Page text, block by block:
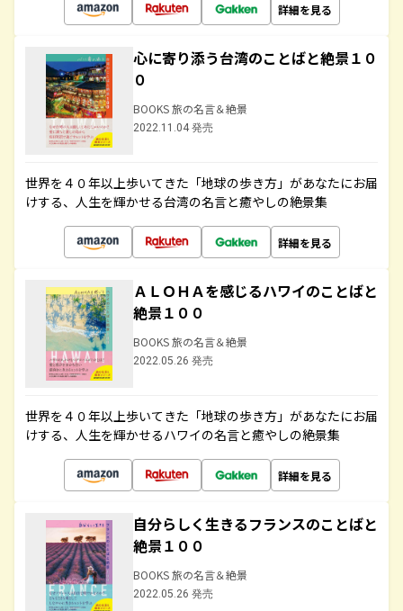
詳細を見る
心に寄り添う台湾のことばと絶景１０
０
BOOKS 旅の名言＆絶景
2022.11.04 発売
世界を４０年以上歩いてきた「地球の歩き方」があなたにお届
けする、人生を輝かせる台湾の名言と癒やしの絶景集
詳細を見る
ＡＬＯＨＡを感じるハワイのことばと
絶景１００
BOOKS 旅の名言＆絶景
2022.05.26 発売
世界を４０年以上歩いてきた「地球の歩き方」があなたにお届
けする、人生を輝かせるハワイの名言と癒やしの絶景集
詳細を見る
自分らしく生きるフランスのことばと
絶景１００
BOOKS 旅の名言＆絶景
2022.05.26 発売